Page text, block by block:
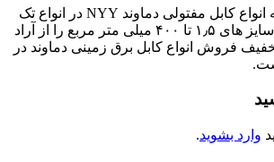
قیمت فروش کارخانه انواع کابل مفتولی دماوند NYY در انواع تک
سیمه تا پنج سیمه در سایز های ۱٫۵ تا ۴۰۰ میلی متر مربع را از آراد
فروش انواع کابل برق زمینی دماوند در
وارد بشوید.